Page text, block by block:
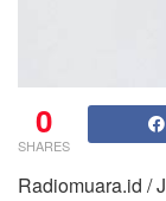
0
SHARES
Radiomuara.id /